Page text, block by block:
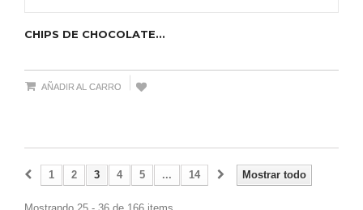
CHIPS DE CHOCOLATE...
AÑADIR AL CARRO
Mostrar todo
1 2 3 4 5 ... 14